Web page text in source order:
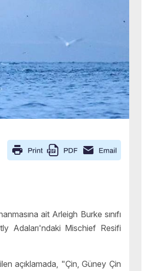
ait Arleigh Burke sınıfı
Adaları'ndaki Mischief Resifi
açıklamada, "Çin, Güney Çin